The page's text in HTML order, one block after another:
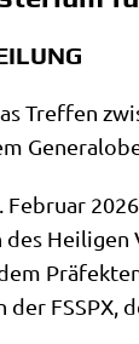
Tref­fen
Febru­ar
Hei­li­gen
der FSSPX,